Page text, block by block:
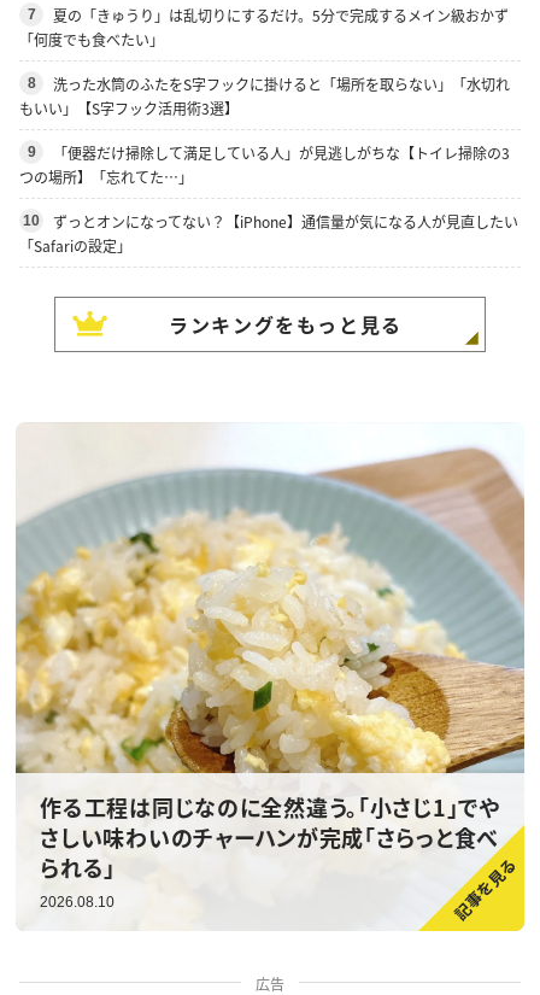
7
夏の「きゅうり」は乱切りにするだけ。5分で完成するメイン級おかず
「何度でも食べたい」
8
洗った水筒のふたをS字フックに掛けると「場所を取らない」「水切れ
もいい」【S字フック活用術3選】
9
「便器だけ掃除して満足している人」が見逃しがちな【トイレ掃除の3
つの場所】「忘れてた…」
10
ずっとオンになってない？【iPhone】通信量が気になる人が見直したい
「Safariの設定」
ランキングをもっと見る
作る工程は同じなのに全然違う。「小さじ1」でや
さしい味わいのチャーハンが完成「さらっと食べ
られる」
2026.08.10
広告